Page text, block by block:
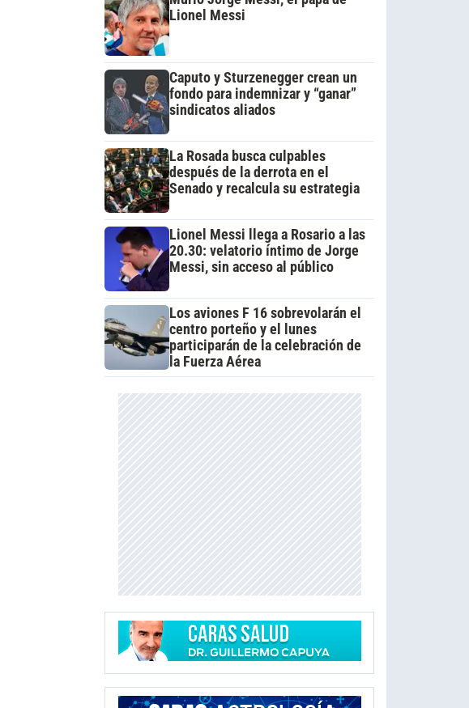
Lionel Messi
Caputo y Sturzenegger crean un
fondo para indemnizar y “ganar”
sindicatos aliados
La Rosada busca culpables
después de la derrota en el
Senado y recalcula su estrategia
Lionel Messi llega a Rosario a las
20.30: velatorio íntimo de Jorge
Messi, sin acceso al público
Los aviones F 16 sobrevolarán el
centro porteño y el lunes
participarán de la celebración de
la Fuerza Aérea